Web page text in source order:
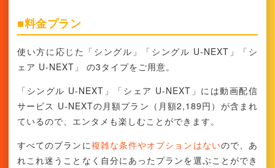
■料金プラン
使い方に応じた「シングル」「シングル U-NEXT」「シ
ェア U-NEXT」 の3タイプをご用意。
「シングル U-NEXT」「シェア U-NEXT」には動画配信
サービス U-NEXTの月額プラン（月額2,189円）が含まれ
ているので、エンタメも楽しむことができます。
すべてのプランに複雑な条件やオプションはないので、あ
れこれ迷うことなく自分にあったプランを選ぶことができ